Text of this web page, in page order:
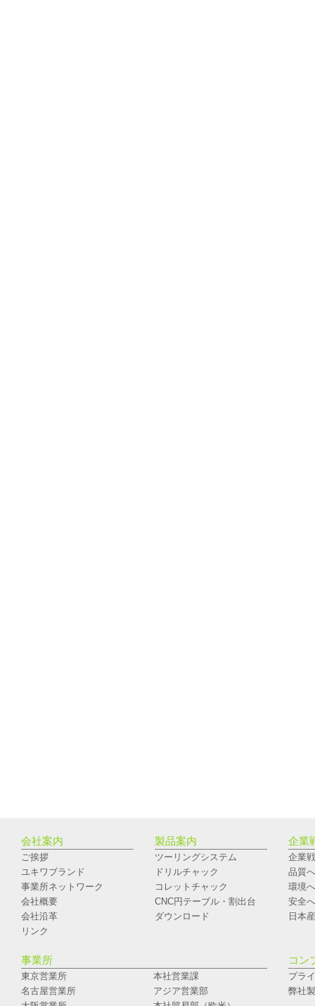
会社案内
ご挨拶
ユキワブランド
事業所ネットワーク
会社概要
会社沿革
リンク
製品案内
ツーリングシステム
ドリルチャック
コレットチャック
CNC円テーブル・割出台
ダウンロード
企業
企業
品質
環境
安全
日本
事業所
東京営業所
名古屋営業所
本社営業課
アジア営業部
コン
プラ
弊社